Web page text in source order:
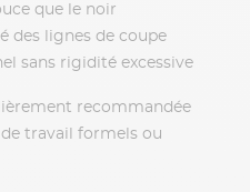
que le noir
des lignes de coupe
sans rigidité excessive
recommandée
travail formels ou